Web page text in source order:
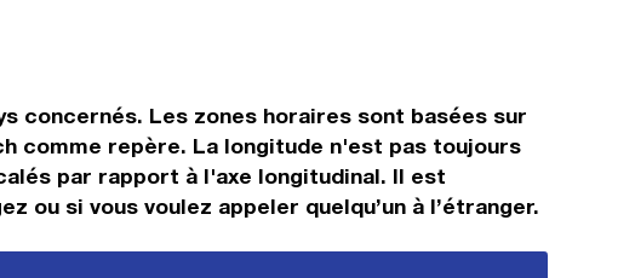
concernés. Les zones horaires sont basées sur
comme repère. La longitude n'est pas toujours
par rapport à l'axe longitudinal. Il est
si vous voulez appeler quelqu’un à l’étranger.